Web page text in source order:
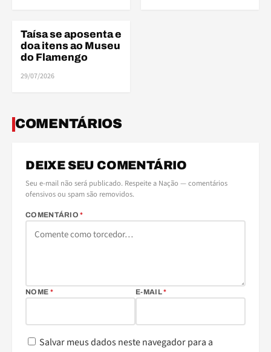
ELENCO
Taísa se aposenta e
doa itens ao Museu
do Flamengo
29/07/2026
COMENTÁRIOS
DEIXE SEU COMENTÁRIO
Seu e-mail não será publicado. Respeite a Nação — comentários
ofensivos ou spam são removidos.
COMENTÁRIO*
NOME * E-MAIL*
Salvar meus dados neste navegador para a